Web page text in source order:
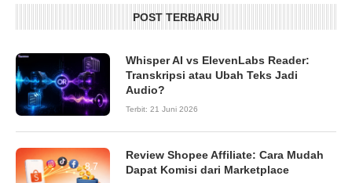
POST TERBARU
Whisper AI vs ElevenLabs Reader:
Transkripsi atau Ubah Teks Jadi
Audio?
Terbit: 21 Juni 2026
8.7
Review Shopee Affiliate: Cara Mudah
Dapat Komisi dari Marketplace